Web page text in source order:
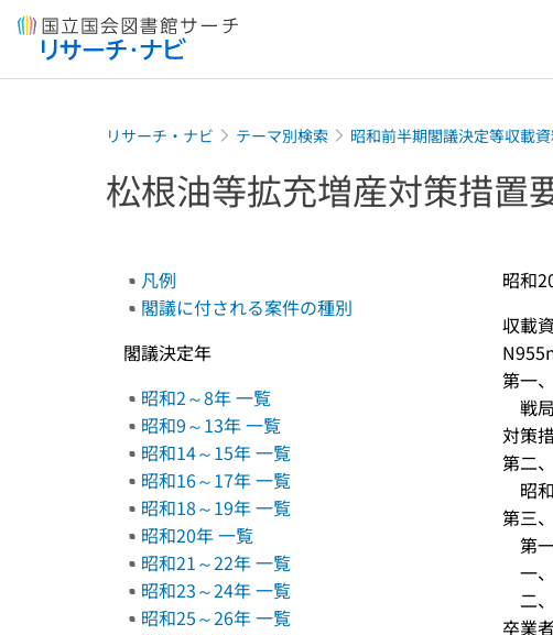
本文へ移動
リサーチ・ナビ テーマ別検索 昭和前半期閣議決定等収載
松根油等拡充増産対策措置
凡例
閣議に付される案件の種別
閣議決定年
昭和2～8年 一覧
昭和9～13年 一覧
昭和14～15年 一覧
昭和16～17年 一覧
昭和18～19年 一覧
昭和20年 一覧
昭和21～22年 一覧
昭和23～24年 一覧
昭和25～26年 一覧
昭和
収載
第一
戦
対策
第二
昭
第三
第
一
二
卒業